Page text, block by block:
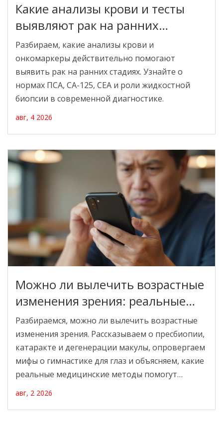
Какие анализы крови и тесты
выявляют рак на ранних
стадиях: полный гид по
онкомаркерам
Разбираем, какие анализы крови и
онкомаркеры действительно помогают
выявить рак на ранних стадиях. Узнайте о
нормах ПСА, СА-125, CEA и роли жидкостной
биопсии в современной диагностике.
авг, 4 2026
Можно ли вылечить возрастные
изменения зрения: реальные
методы и мифы
Разбираемся, можно ли вылечить возрастные
изменения зрения. Рассказываем о пресбиопии,
катаракте и дегенерации макулы, опровергаем
мифы о гимнастике для глаз и объясняем, какие
реальные медицинские методы помогут
авг, 2 2026